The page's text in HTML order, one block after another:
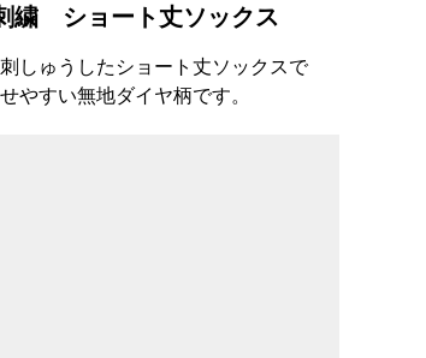
繍 ショート丈ソックス
しゅうしたショート丈ソックスで
やすい無地ダイヤ柄です。